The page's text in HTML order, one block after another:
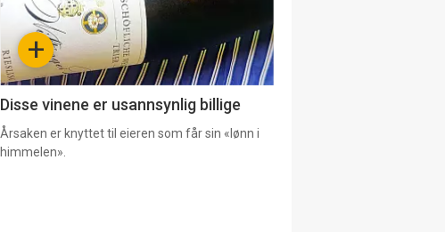
3 +
Disse vinene er usannsynlig billige
Årsaken er knyttet til eieren som får sin «lønn i
himmelen».